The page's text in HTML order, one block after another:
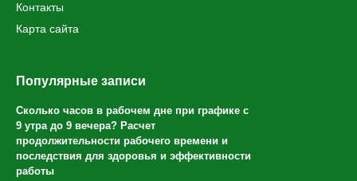
Контакты
Карта сайта
Популярные записи
Сколько часов в рабочем дне при графике с
9 утра до 9 вечера? Расчет
продолжительности рабочего времени и
последствия для здоровья и эффективности
работы